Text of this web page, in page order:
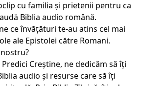
cu familia și prietenii pentru ca
Biblia audio română.
ce învățături te-au atins cel mai
ale Epistolei către Romani.
Creștine, ne dedicăm să îți
audio și resurse care să îți